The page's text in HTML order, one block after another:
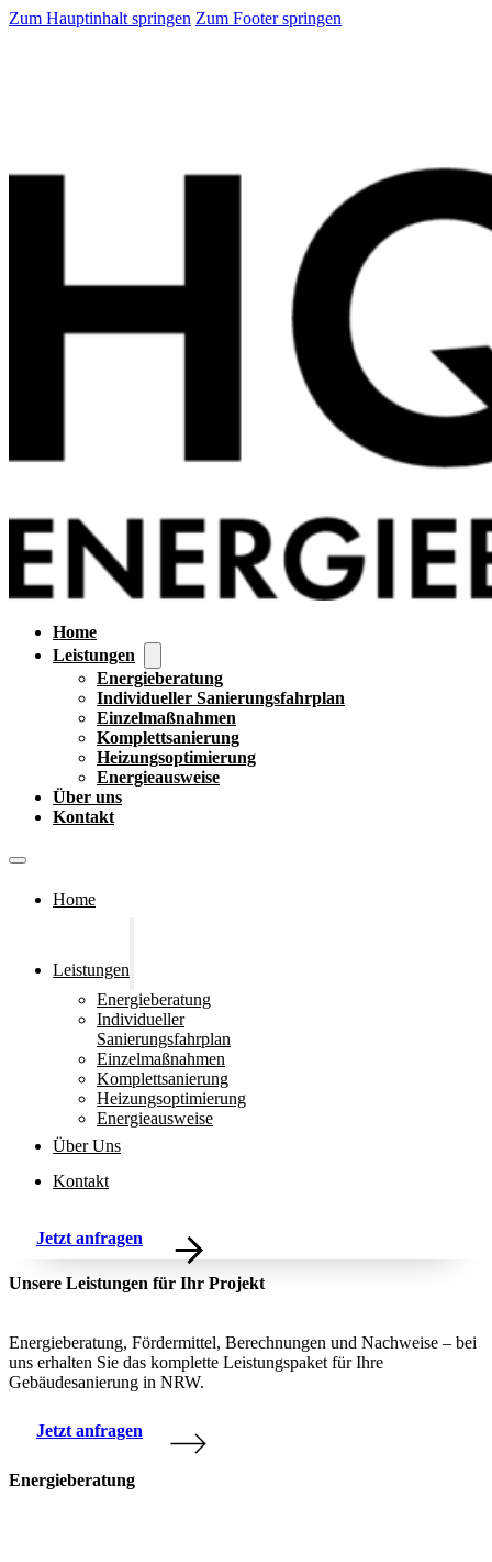
Zum Hauptinhalt springen Zum Footer springen
Home
Leistungen
Energieberatung
Individueller Sanierungsfahrplan
Einzelmaßnahmen
Komplettsanierung
Heizungsoptimierung
Energieausweise
Über uns
Kontakt
Home
Leistungen
Energieberatung
Individueller
Sanierungsfahrplan
Einzelmaßnahmen
Komplettsanierung
Heizungsoptimierung
Energieausweise
Über Uns
Kontakt
Jetzt anfragen
Unsere Leistungen für Ihr Projekt
Energieberatung, Fördermittel, Berechnungen und Nachweise – bei
uns erhalten Sie das komplette Leistungspaket für Ihre
Gebäudesanierung in NRW.
Jetzt anfragen
Energieberatung